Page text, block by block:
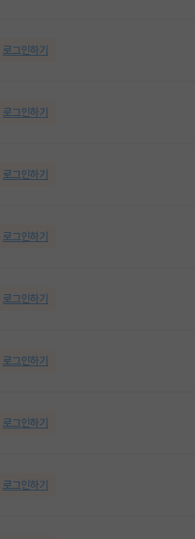
로그인하기
로그인하기
로그인하기
로그인하기
로그인하기
로그인하기
로그인하기
로그인하기